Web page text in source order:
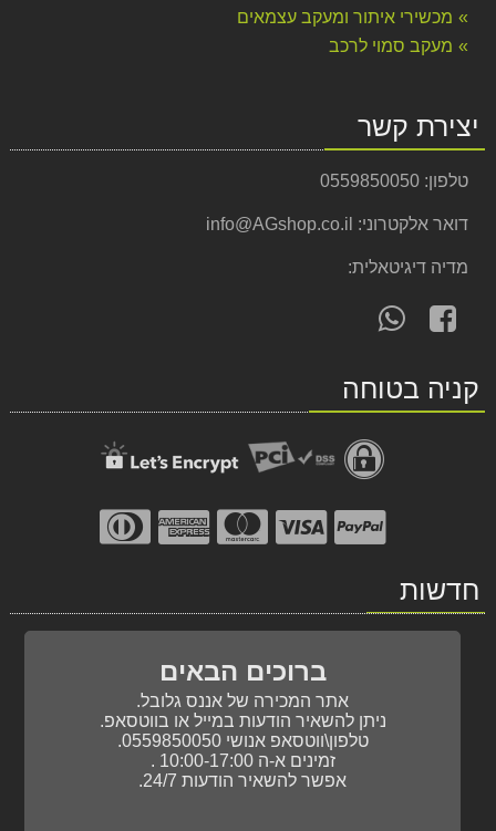
מכשירי איתור ומעקב עצמאים
מעקב סמוי לרכב
יצירת קשר
טלפון: 0559850050
דואר אלקטרוני: info@AGshop.co.il
מדיה דיגיטאלית:
עקוב
אחרינו
facebook
WhatsAppקניה בטוחה
חדשות
ברוכים הבאים
אתר המכירה של אננס גלובל.
ניתן להשאיר הודעות במייל או בווטסאפ.
טלפון\ווטסאפ אנושי 0559850050.
זמינים א-ה 10:00-17:00 .
אפשר להשאיר הודעות 24/7.